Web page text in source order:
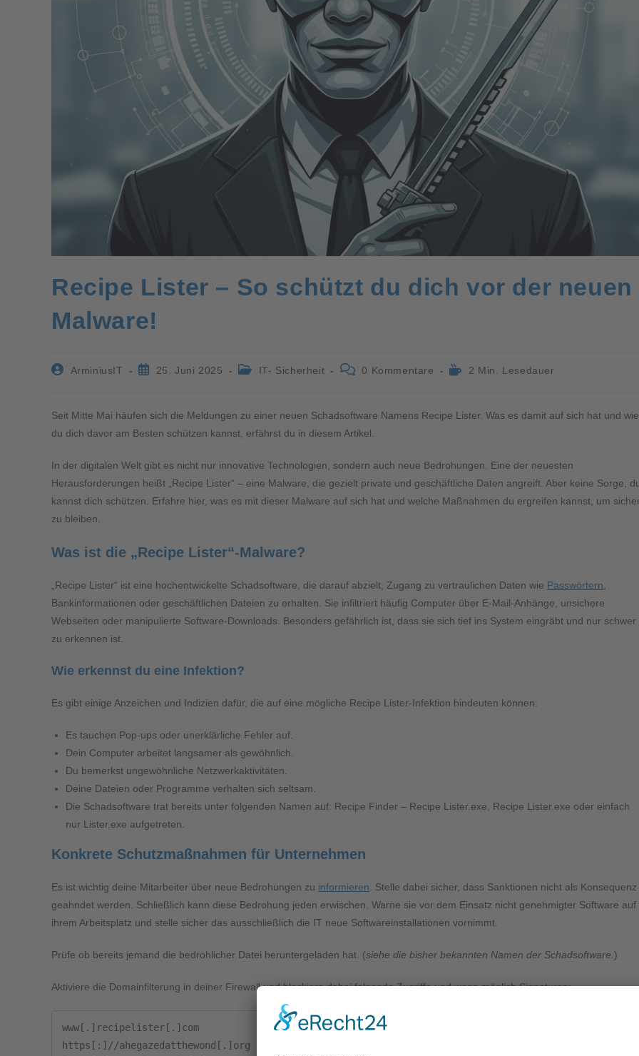
Recipe Lister – So schützt du dich vor der neuen
Malware!
ArminiusIT 25. Juni 2025 IT- Sicherheit 0 Kommentare 2 Min. Lesedauer
Seit Mitte Mai häufen sich die Meldungen zu einer neuen Schadsoftware Namens Recipe Lister. Was es damit auf sich hat und wie
du dich davor am Besten schützen kannst, erfährst du in diesem Artikel.
In der digitalen Welt gibt es nicht nur innovative Technologien, sondern auch neue Bedrohungen. Eine der neuesten
Herausforderungen heißt „Recipe Lister“ – eine Malware, die gezielt private und geschäftliche Daten angreift. Aber keine Sorge,
kannst dich schützen. Erfahre hier, was es mit dieser Malware auf sich hat und welche Maßnahmen du ergreifen kannst, um
zu bleiben.
Was ist die „Recipe Lister“-Malware?
„Recipe Lister“ ist eine hochentwickelte Schadsoftware, die darauf abzielt, Zugang zu vertraulichen Daten wie Passwörtern
Bankinformationen oder geschäftlichen Dateien zu erhalten. Sie infiltriert häufig Computer über E-Mail-Anhänge, unsichere
Webseiten oder manipulierte Software-Downloads. Besonders gefährlich ist, dass sie sich tief ins System eingräbt und nur schwer
zu erkennen ist.
Wie erkennst du eine Infektion?
Es gibt einige Anzeichen und Indizien dafür, die auf eine mögliche Recipe Lister-Infektion hindeuten können:
Es tauchen Pop-ups oder unerklärliche Fehler auf.
Dein Computer arbeitet langsamer als gewöhnlich.
Du bemerkst ungewöhnliche Netzwerkaktivitäten.
Deine Dateien oder Programme verhalten sich seltsam.
Die Schadsoftware trat bereits unter folgenden Namen auf: Recipe Finder – Recipe Lister.exe, Recipe Lister.exe oder einfach
nur Lister.exe aufgetreten.
Konkrete Schutzmaßnahmen für Unternehmen
Es ist wichtig deine Mitarbeiter über neue Bedrohungen zu informieren . Stelle dabei sicher, dass Sanktionen nicht als Konsequenz
geahndet werden. Schließlich kann diese Bedrohung jeden erwischen. Warne sie vor dem Einsatz nicht genehmigter Software auf
ihrem Arbeitsplatz und stelle sicher das ausschließlich die IT neue Softwareinstallationen vornimmt.
Prüfe ob bereits jemand die bedrohlicher Datei heruntergeladen hat. (siehe die bisher bekannten Namen der Schadsoftware. )
Aktiviere die Domainfilterung in deiner Firewall und blockiere dabei folgende Zugriffe und wenn möglich Signaturen:
www[.]recipelister[.]com
https[:]//ahegazedatthewond[.]org